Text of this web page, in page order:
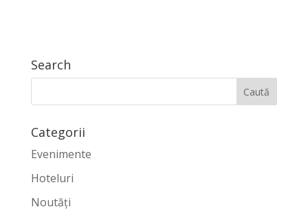
Search
Categorii
Evenimente
Hoteluri
Noutăți